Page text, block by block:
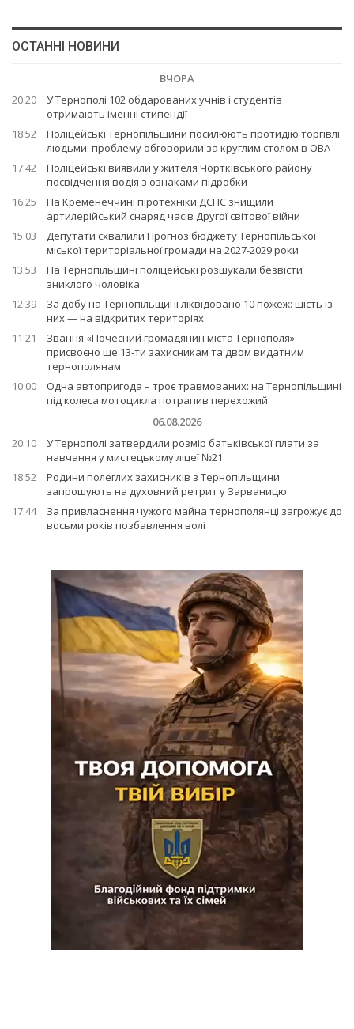
ОСТАННІ НОВИНИ
ВЧОРА
20:20
У Тернополі 102 обдарованих учнів і студентів
отримають іменні стипендії
18:52
Поліцейські Тернопільщини посилюють протидію торгівлі
людьми: проблему обговорили за круглим столом в ОВА
17:42
Поліцейські виявили у жителя Чортківського району
посвідчення водія з ознаками підробки
16:25
На Кременеччині піротехніки ДСНС знищили
артилерійський снаряд часів Другої світової війни
15:03
Депутати схвалили Прогноз бюджету Тернопільської
міської територіальної громади на 2027-2029 роки
13:53
На Тернопільщині поліцейські розшукали безвісти
зниклого чоловіка
12:39
За добу на Тернопільщині ліквідовано 10 пожеж: шість із
них — на відкритих територіях
11:21
Звання «Почесний громадянин міста Тернополя»
присвоєно ще 13-ти захисникам та двом видатним
тернополянам
10:00
Одна автопригода – троє травмованих: на Тернопільщині
під колеса мотоцикла потрапив перехожий
06.08.2026
20:10
У Тернополі затвердили розмір батьківської плати за
навчання у мистецькому ліцеї №21
18:52
Родини полеглих захисників з Тернопільщини
запрошують на духовний ретрит у Зарваницю
17:44
За привласнення чужого майна тернополянці загрожує до
восьми років позбавлення волі